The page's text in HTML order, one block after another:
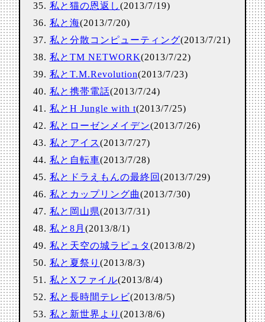
私と猫の恩返し(2013/7/19)
私と海(2013/7/20)
私と分散コンピューティング(2013/7/21)
私とTM NETWORK(2013/7/22)
私とT.M.Revolution(2013/7/23)
私と携帯電話(2013/7/24)
私とH Jungle with t(2013/7/25)
私とローゼンメイデン(2013/7/26)
私とアイス(2013/7/27)
私と自転車(2013/7/28)
私とドラえもんの最終回 (2013/7/29)
私とカップリング曲(2013/7/30)
私と岡山県(2013/7/31)
私と8月 (2013/8/1)
私と天空の城ラピュタ(2013/8/2)
私と夏祭り (2013/8/3)
私とXファイル(2013/8/4)
私と長時間テレビ(2013/8/5)
私と新世界より (2013/8/6)